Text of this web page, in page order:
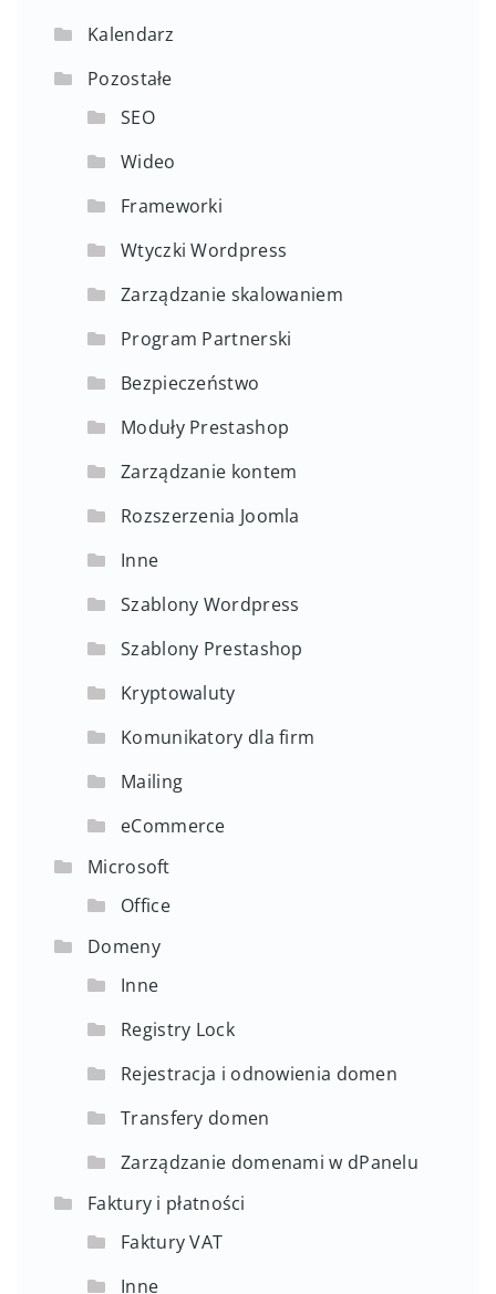
Kalendarz
Pozostałe
SEO
Wideo
Frameworki
Wtyczki Wordpress
Zarządzanie skalowaniem
Program Partnerski
Bezpieczeństwo
Moduły Prestashop
Zarządzanie kontem
Rozszerzenia Joomla
Inne
Szablony Wordpress
Szablony Prestashop
Kryptowaluty
Komunikatory dla firm
Mailing
eCommerce
Microsoft
Office
Domeny
Inne
Registry Lock
Rejestracja i odnowienia domen
Transfery domen
Zarządzanie domenami w dPanelu
Faktury i płatności
Faktury VAT
Inne